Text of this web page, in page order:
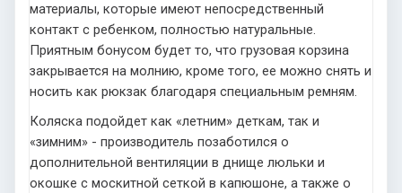
материалы, которые имеют непосредственный
контакт с ребенком, полностью натуральные.
Приятным бонусом будет то, что грузовая корзина
закрывается на молнию, кроме того, ее можно снять и
носить как рюкзак благодаря специальным ремням.
Коляска подойдет как «летним» деткам, так и
«зимним» - производитель позаботился о
дополнительной вентиляции в днище люльки и
окошке с москитной сеткой в капюшоне, а также о